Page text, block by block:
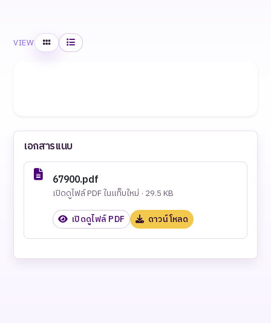
VIEW Grid List
เอกสารแนบ
67900.pdf
เปิดดูไฟล์ PDF ในแท็บใหม่ · 29.5 KB
เปิดดูไฟล์ PDF ดาวน์โหลด